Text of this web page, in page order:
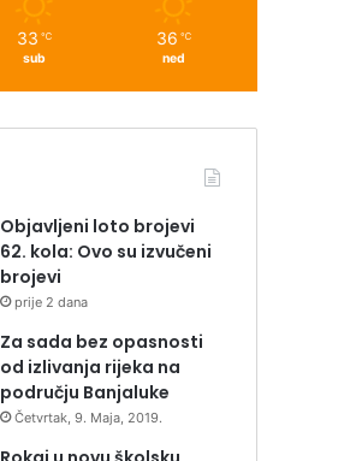
33 ℃
sub
36 ℃
ned
Objavljeni loto brojevi
62. kola: Ovo su izvučeni
brojevi
prije 2 dana
Za sada bez opasnosti
od izlivanja rijeka na
području Banjaluke
Četvrtak, 9. Maja, 2019.